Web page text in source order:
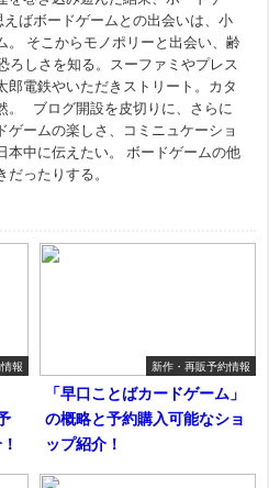
ばボードゲームとの出会いは、小
。 そこからモノポリーと出会い、齢
ろしさを知る。スーファミやプレス
郎電鉄やいただきストリート。カタ
。 ブログ開設を皮切りに、さらに
ゲームの楽しさ、コミニュケーショ
本中に伝えたい。 ボードゲームの他
だったりする。
報 新作・再販予約情報
「早口ことばカードゲーム」
の概略と予約購入可能なショ
ップ紹介！